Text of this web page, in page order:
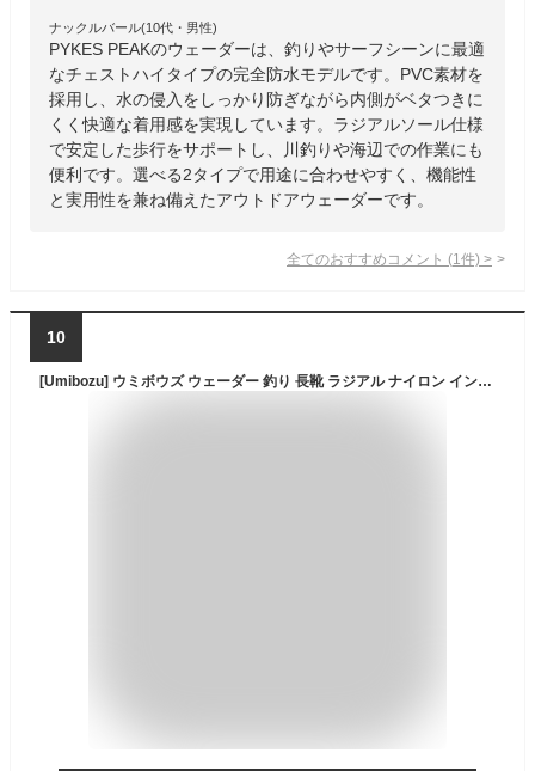
ナックルバール(10代・男性)
PYKES PEAKのウェーダーは、釣りやサーフシーンに最適
なチェストハイタイプの完全防水モデルです。PVC素材を
採用し、水の侵入をしっかり防ぎながら内側がベタつきに
くく快適な着用感を実現しています。ラジアルソール仕様
で安定した歩行をサポートし、川釣りや海辺での作業にも
便利です。選べる2タイプで用途に合わせやすく、機能性
と実用性を兼ね備えたアウトドアウェーダーです。
全てのおすすめコメント (1 件) >
10
[Umibozu] ウミボウズ ウェーダー 釣り 長靴 ラジアル ナイロン インナーメッシュ 5サイズ (ラジアル/ナイロン, L(26~26.5cm))